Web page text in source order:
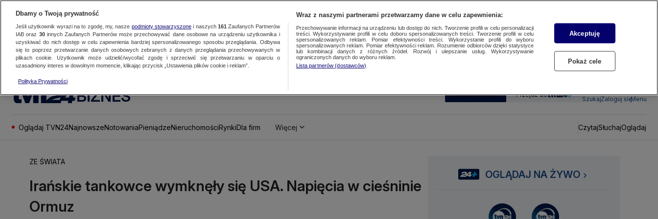
BIZNES SUBSKRYBUJ Przejdź do
SzukajZaloguj sięMenu
Oglądaj TVN24NajnowszeNotowaniaPieniądzeNieruchomościRynkiDla firm Więcej CzytajSłuchajOglądaj
ZE ŚWIATA
Irańskie tankowce wymknęły się USA. Napięcia w cieśninie
Ormuz
OGLĄDAJ NA ŻYWO
Dbamy o Twoją prywatność
Jeśli użytkownik wyrazi na to zgodę, my, nasze podmioty stowarzyszonei naszych 161 Zaufanych Partnerów
IAB oraz 30innych Zaufanych Partnerów może przechowywać dane osobowe na urządzeniu użytkownika i
uzyskiwać do nich dostęp w celu zapewnienia bardziej spersonalizowanego sposobu przeglądania. Odbywa
się to poprzez przetwarzanie danych osobowych zebranych z danych przeglądania przechowywanych w
plikach cookie. Użytkownik może udzielić/wycofać zgodę i sprzeciwić się przetwarzaniu w oparciu o
uzasadniony interes w dowolnym momencie, klikając przycisk „Ustawienia plików cookie i reklam”.
Polityka Prywatności
Wraz z naszymi partnerami przetwarzamy dane w celu zapewnienia:
Przechowywanie informacji na urządzeniu lub dostęp do nich. Tworzenie profili w celu personalizacji
treści. Wykorzystywanie profili w celu doboru spersonalizowanych treści. Tworzenie profili w celu
spersonalizowanych reklam. Pomiar efektywności treści. Wykorzystanie profili do wyboru
spersonalizowanych reklam. Pomiar efektywności reklam. Rozumienie odbiorców dzięki statystyce
lub kombinacji danych z różnych źródeł. Rozwój i ulepszanie usług. Wykorzystywanie
ograniczonych danych do wyboru reklam.
Lista partnerów (dostawców)
Akceptuję
Pokaż cele